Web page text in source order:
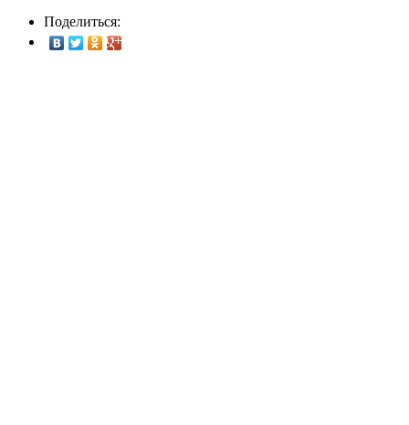
Поделиться: